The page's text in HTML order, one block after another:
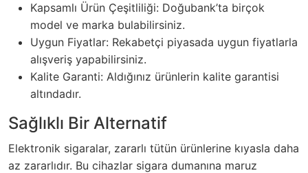
Kapsamlı Ürün Çeşitliliği: Doğubank’ta birçok
model ve marka bulabilirsiniz.
Uygun Fiyatlar: Rekabetçi piyasada uygun fiyatlarla
alışveriş yapabilirsiniz.
Kalite Garanti: Aldığınız ürünlerin kalite garantisi
altındadır.
Sağlıklı Bir Alternatif
Elektronik sigaralar, zararlı tütün ürünlerine kıyasla daha
az zararlıdır. Bu cihazlar sigara dumanına maruz